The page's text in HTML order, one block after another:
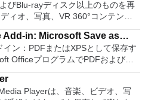
2003 R2、Windows Vista、
せ
ュティナ、ダンスク、ドイツ語、英
語、フルバツキー、イタリア語、ラ
ウ、マジャール、オランダ、ノルス
、ポルトガル、スロヴェンスキー、
ンスキーSrpski、Suomi、
の「状態」を保存できます。 無制
なだけメモリーカードを保存でき、
物理カードに制限されなくなりま
クス：PCSX2を使用すると、
ムをプレイできます。 全体とし
レートでき、Windowsとエミュレ
できます。欠点は、高速ゲームに苦
such as the paragraph
tabbed feature. It also has a PDF
word count feature. WPS Office
switching language UI,File
features include:
Presentation Multimedia
Powerful tool for data
compatible with MS Office
っているかのようにマウスとキーボ
ールと
いデバイスでインストーラーを実行
。オプションで、Windowsでのリ
があります。デスクトッププラッ
インストールする権限がない場合
ョンを選択する必要があります。
。 クラウドサービスを介してVNC
びBlu-rayディスク以上のものを再
ィオ、写真、VR 360°コンテン
にとっても、PowerDVD18は重
HD HDR TVとサ
の可能性を解き放ち、360°ビデオ
へのアクセスで仮想世界に没頭する
での比類のない再生サポートと独
ても簡単にリラックスできます。
HD
Add-in: Microsoft Save as
ン：PDFまたはXPSとして保存す
OfficeプログラムでPDFおよび
て保存できます。このツールを使用
ムのサブセットでPDF形式および
ファイルとして送信することもでき
Playerは、音楽、ビデオ、写